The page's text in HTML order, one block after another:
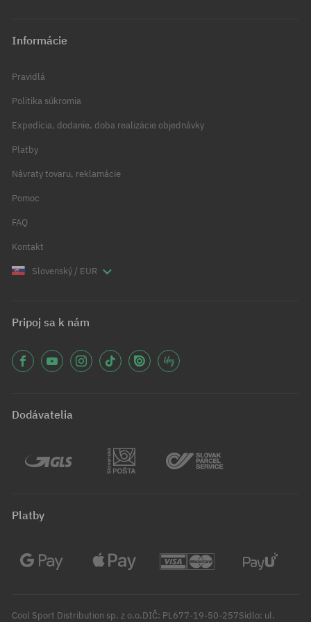
Informácie
Pravidlá
Politika súkromia
Expedícia, dodanie, doba realizácie objednávky
Platby
Návraty tovaru, reklamácie
Pomoc
FAQ
Kontakt
Slovenský / EUR
Pripoj sa k nám
Dodávatelia
Platby
Cool Sport Distribution sp. z o.o.DIČ: PL677-19-50-257Sídlo: ul.